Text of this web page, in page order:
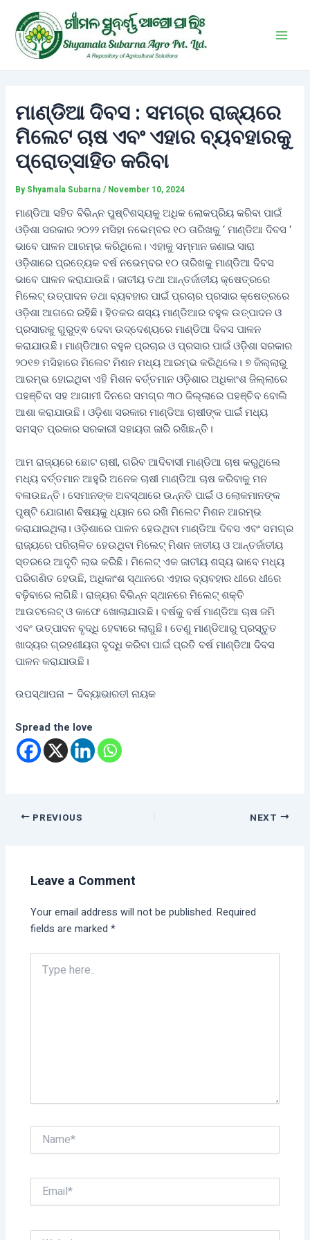
content
ମାଣ୍ଡିଆ ଦିବସ : ସମଗ୍ର ରାଜ୍ୟରେ
ମିଲେଟ ଚାଷ ଏବଂ ଏହାର ବ୍ୟବହାରକୁ
ପ୍ରୋତ୍ସାହିତ କରିବା
By Shyamala Subarna/ November 10, 2024
ମାଣ୍ଡିଆ ସହିତ ବିଭିନ୍ନ ପୁଷ୍ଟିଶସ୍ୟକୁ ଅଧିକ ଲୋକପ୍ରିୟ କରିବା ପାଇଁ
ଓଡ଼ିଶା ସରକାର ୨୦୨୨ ମସିହା ନଭେମ୍ବର ୧୦ ତାରିଖକୁ ‘ ମାଣ୍ଡିଆ ଦିବସ ‘
ଭାବେ ପାଳନ ଆରମ୍ଭ କରିଥିଲେ। ଏହାକୁ ସମ୍ମାନ ଜଣାଇ ସାରା
ଓଡ଼ିଶାରେ ପ୍ରତ୍ୟେକ ବର୍ଷ ନଭେମ୍ବର ୧୦ ତାରିଖକୁ ମାଣ୍ଡିଆ ଦିବସ
ଭାବେ ପାଳନ କରାଯାଉଛି। ଜାତୀୟ ତଥା ଆନ୍ତର୍ଜାତୀୟ କ୍ଷେତ୍ରରେ
ମିଲେଟ୍ ଉତ୍ପାଦନ ତଥା ବ୍ୟବହାର ପାଇଁ ପ୍ରଚାର ପ୍ରସାର କ୍ଷେତ୍ରରେ
ଓଡ଼ିଶା ଆଗରେ ରହିଛି। ହିତକର ଶସ୍ୟ ମାଣ୍ଡିଆର ବହୁଳ ଉତ୍ପାଦନ ଓ
ପ୍ରସାରକୁ ଗୁରୁତ୍ଵ ଦେବା ଉଦ୍ଦେଶ୍ୟରେ ମାଣ୍ଡିଆ ଦିବସ ପାଳନ
କରାଯାଉଛି। ମାଣ୍ଡିଆର ବହୁଳ ପ୍ରଚାର ଓ ପ୍ରସାର ପାଇଁ ଓଡ଼ିଶା ସରକାର
୨୦୧୭ ମସିହାରେ ମିଲେଟ ମିଶନ ମଧ୍ୟ ଆରମ୍ଭ କରିଥିଲେ। ୭ ଜିଲ୍ଲାରୁ
ଆରମ୍ଭ ହୋଇଥିବା ଏହି ମିଶନ ବର୍ତ୍ତମାନ ଓଡ଼ିଶାର ଅଧିକାଂଶ ଜିଲ୍ଲାରେ
ପହଞ୍ଚିବା ସହ ଆଗାମୀ ଦିନରେ ସମଗ୍ର ୩୦ ଜିଲ୍ଲାରେ ପହଞ୍ଚିବ ବୋଲି
ଆଶା କରାଯାଉଛି। ଓଡ଼ିଶା ସରକାର ମାଣ୍ଡିଆ ଚାଷୀଙ୍କ ପାଇଁ ମଧ୍ୟ
ସମସ୍ତ ପ୍ରକାର ସରକାରୀ ସହାୟତା ଜାରି ରଖିଛନ୍ତି।
ଆମ ରାଜ୍ୟରେ ଛୋଟ ଚାଷୀ, ଗରିବ ଆଦିବାସୀ ମାଣ୍ଡିଆ ଚାଷ କରୁଥିଲେ
ମଧ୍ୟ ବର୍ତ୍ତମାନ ଆହୁରି ଅନେକ ଚାଷୀ ମାଣ୍ଡିଆ ଚାଷ କରିବାକୁ ମନ
ବଳାଉଛନ୍ତି। ସେମାନଙ୍କ ଅବସ୍ଥାରେ ଉନ୍ନତି ପାଇଁ ଓ ଲୋକମାନଙ୍କ
ପୃଷ୍ଟି ଯୋଗାଣ ବିଷୟକୁ ଧ୍ୟାନ ରେ ରଖି ମିଲେଟ ମିଶନ ଆରମ୍ଭ
କରାଯାଇଥିଲା। ଓଡ଼ିଶାରେ ପାଳନ ହେଉଥିବା ମାଣ୍ଡିଆ ଦିବସ ଏବଂ ସମଗ୍ର
ରାଜ୍ୟରେ ପରିଚାଳିତ ହେଉଥିବା ମିଲେଟ୍ ମିଶନ ଜାତୀୟ ଓ ଆନ୍ତର୍ଜାତୀୟ
ସ୍ତରରେ ଆଦୃତି ଲାଭ କରିଛି। ମିଲେଟ୍ ଏକ ଜାତୀୟ ଶସ୍ୟ ଭାବେ ମଧ୍ୟ
ପରିଗଣିତ ହେଉଛି, ଅଧିକାଂଶ ସ୍ଥାନରେ ଏହାର ବ୍ୟବହାର ଧୀରେ ଧୀରେ
ବଢ଼ିବାରେ ଲାଗିଛି। ରାଜ୍ୟର ବିଭିନ୍ନ ସ୍ଥାନରେ ମିଲେଟ୍‍ ଶକ୍ତି
ଆଉଟଲେଟ୍‌ ଓ କାଫେ ଖୋଲାଯାଉଛି। ବର୍ଷକୁ ବର୍ଷ ମାଣ୍ଡିଆ ଚାଷ ଜମି
ଏବଂ ଉତ୍ପାଦନ ବୃଦ୍ଧି ହେବାରେ ଲାଗୁଛି। ତେଣୁ ମାଣ୍ଡିଆରୁ ପ୍ରସ୍ତୁତ
ଖାଦ୍ୟର ଗ୍ରହଣୀୟତା ବୃଦ୍ଧି କରିବା ପାଇଁ ପ୍ରତି ବର୍ଷ ମାଣ୍ଡିଆ ଦିବସ
ପାଳନ କରାଯାଉଛି।
ଉପସ୍ଥାପନା – ଦିବ୍ୟାଭାରତୀ ନାୟକ
Spread the love
navigation
PREVIOUS NEXT
Leave a Comment
Your email address will not be published. Required
fields are marked*
here..
Name*
Email*
Website